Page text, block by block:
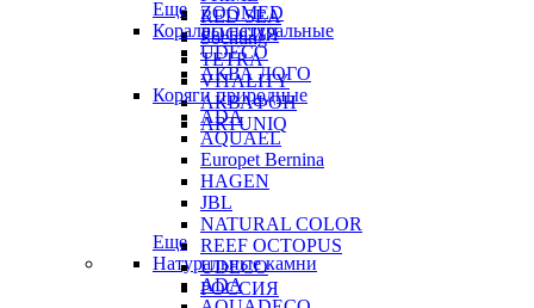
RED SEA
Sochting
TETRA
VITALITY
АКВАФОН
ARTUNIQ
ZOOMED
РОССИЯ
Еще
Кораллы натуральные
UDECO
АКВА ЛОГО
Коряги природные
ADA
AQUAEL
Europet Bernina
HAGEN
JBL
NATURAL COLOR
REEF OCTOPUS
UDECO
РОССИЯ
Еще
Натуральные камни
ADA